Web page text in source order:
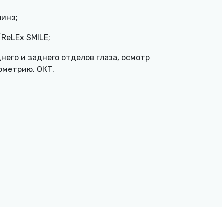
SMILE;
и заднего отделов глаза, осмотр
ОКТ.